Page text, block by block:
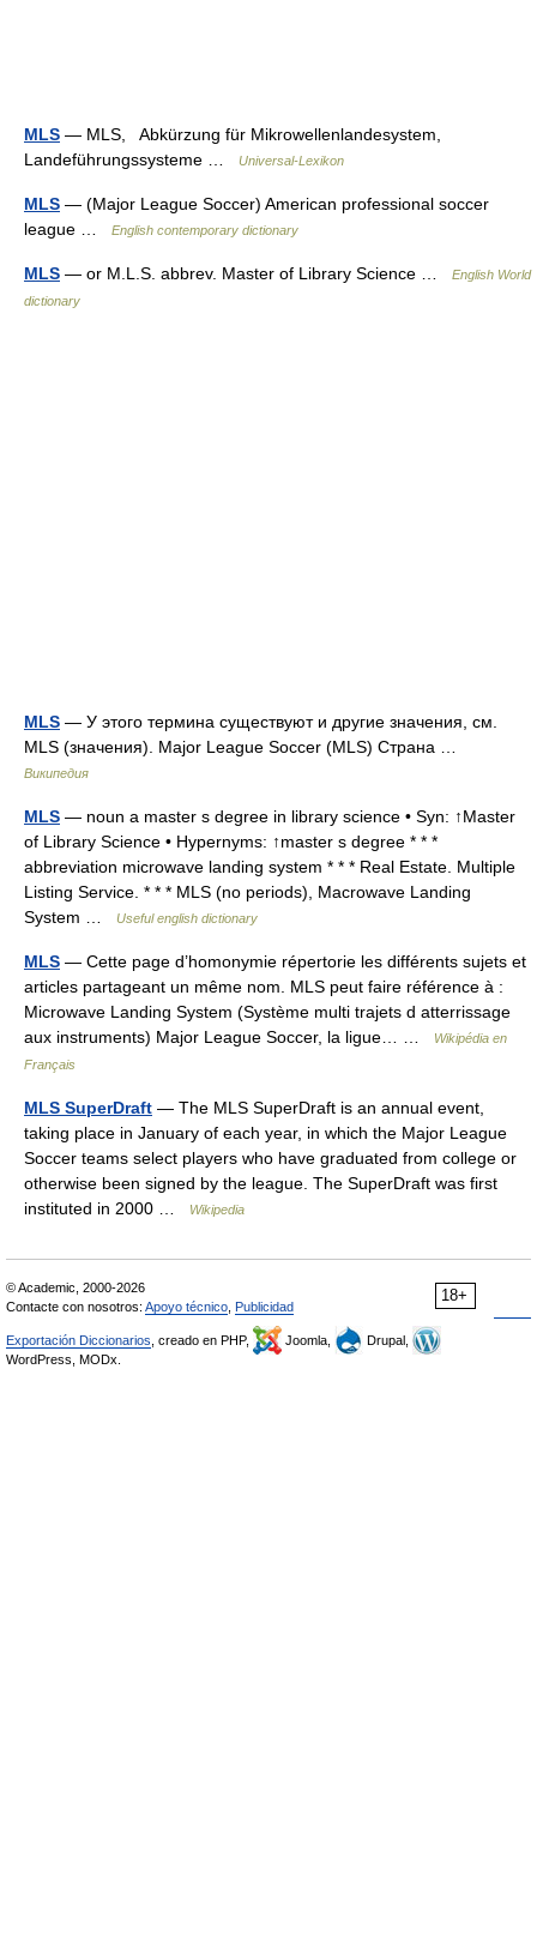
MLS — MLS, Abkürzung für Mikrowellenlandesystem,
Landeführungssysteme …
Universal-Lexikon
MLS — (Major League Soccer) American professional soccer
league …
English contemporary dictionary
MLS — or M.L.S. abbrev. Master of Library Science …
English World
dictionary
MLS — У этого термина существуют и другие значения, см.
MLS (значения). Major League Soccer (MLS) Страна …
Википедия
MLS — noun a master s degree in library science • Syn: ↑Master
of Library Science • Hypernyms: ↑master s degree * * *
abbreviation microwave landing system * * * Real Estate. Multiple
Listing Service. * * * MLS (no periods), Macrowave Landing
System …
Useful english dictionary
MLS — Cette page d’homonymie répertorie les différents sujets et
articles partageant un même nom. MLS peut faire référence à :
Microwave Landing System (Système multi trajets d atterrissage
aux instruments) Major League Soccer, la ligue… …
Wikipédia en
Français
MLS SuperDraft — The MLS SuperDraft is an annual event,
taking place in January of each year, in which the Major League
Soccer teams select players who have graduated from college or
otherwise been signed by the league. The SuperDraft was first
instituted in 2000 …
Wikipedia
18+
© Academic, 2000-2026
Contacte con nosotros: Apoyo técnico Publicidad
Exportación Diccionarios , creado en PHP, Joomla,
Drupal,
WordPress, MODx.